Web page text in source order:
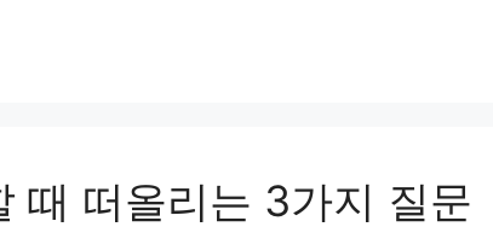
때 떠올리는 3가지 질문